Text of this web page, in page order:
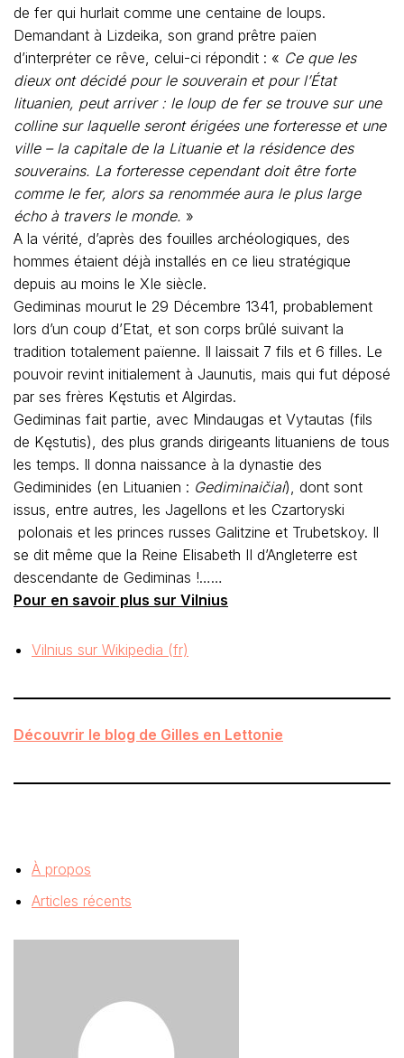
de fer qui hurlait comme une centaine de loups.
Demandant à Lizdeika, son grand prêtre païen
d’interpréter ce rêve, celui-ci répondit : « Ce que les
dieux ont décidé pour le souverain et pour l’État
lituanien, peut arriver : le loup de fer se trouve sur une
colline sur laquelle seront érigées une forteresse et une
ville – la capitale de la Lituanie et la résidence des
souverains. La forteresse cependant doit être forte
comme le fer, alors sa renommée aura le plus large
écho à travers le monde. »
A la vérité, d’après des fouilles archéologiques, des
hommes étaient déjà installés en ce lieu stratégique
depuis au moins le XIe siècle.
Gediminas mourut le 29 Décembre 1341, probablement
lors d’un coup d’Etat, et son corps brûlé suivant la
tradition totalement païenne. Il laissait 7 fils et 6 filles. Le
pouvoir revint initialement à Jaunutis, mais qui fut déposé
par ses frères Kęstutis et Algirdas.
Gediminas fait partie, avec Mindaugas et Vytautas (fils
de Kęstutis), des plus grands dirigeants lituaniens de tous
les temps. Il donna naissance à la dynastie des
Gediminides (en Lituanien : Gediminaičiai), dont sont
issus, entre autres, les Jagellons et les Czartoryski
polonais et les princes russes Galitzine et Trubetskoy. Il
se dit même que la Reine Elisabeth II d’Angleterre est
descendante de Gediminas !……
Pour en savoir plus sur Vilnius
Vilnius sur Wikipedia (fr)
Découvrir le blog de Gilles en Lettonie
À propos
Articles récents